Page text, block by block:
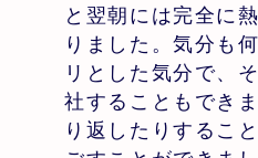
と翌朝には完全に
りました。気分も
リとした気分で、
社することもでき
り返したりするこ